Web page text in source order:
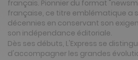
français. Pionnier du format
française, ce titre emblématique a
décennies en conservant son
son indépendance éditoriale.
Dès ses débuts, L'Express se
d'accompagner les grandes